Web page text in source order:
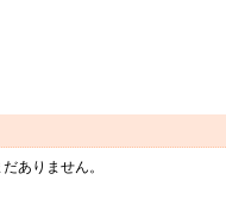
ありません。